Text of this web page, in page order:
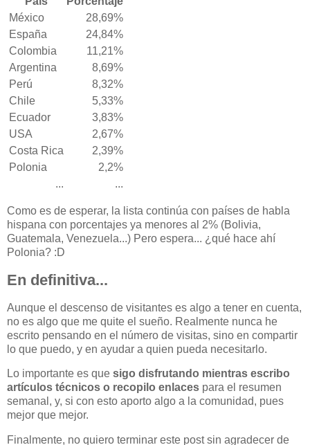
México
28,69%
España
24,84%
Colombia
11,21%
Argentina
8,69%
Perú
8,32%
Chile
5,33%
Ecuador
3,83%
USA
2,67%
Costa Rica
2,39%
Polonia
2,2%
...
...
Como es de esperar, la lista continúa con países de habla
hispana con porcentajes ya menores al 2% (Bolivia,
Guatemala, Venezuela...) Pero espera... ¿qué hace ahí
Polonia? :D
En definitiva...
Aunque el descenso de visitantes es algo a tener en cuenta,
no es algo que me quite el sueño. Realmente nunca he
escrito pensando en el número de visitas, sino en compartir
lo que puedo, y en ayudar a quien pueda necesitarlo.
Lo importante es que sigo disfrutando mientras escribo
artículos técnicos o recopilo enlaces para el resumen
semanal, y, si con esto aporto algo a la comunidad, pues
mejor que mejor.
Finalmente, no quiero terminar este post sin agradecer de